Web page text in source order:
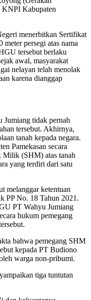
KNPI Kabupaten
menerbitkan Sertifikat
persegi atas nama
tersebut berlaku
awal, masyarakat
nelayan telah menolak
karena dianggap
Jumiang tidak pernah
tersebut. Akhirnya,
tanah kepada negara.
Pamekasan secara
Milik (SHM) atas tanah
yang terdiri dari satu
melanggar ketentuan
PP No. 18 Tahun 2021.
PT Wahyu Jumiang
hukum pemegang
bahwa pemegang SHM
kepada PT Budiono
warga non-pribumi.
tiga tuntutan